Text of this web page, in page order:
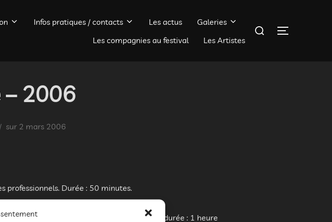
Infos pratiques / contacts Les actus
Galeries
Les compagnies au festival
Les Artistes
Rechercher :
– 2006
sur Publié
2 mars 2006
professionnels. Durée : 50 minutes.
avec dîner :
“Faut-il croire les mimes sur paroles” durée : 1 heure